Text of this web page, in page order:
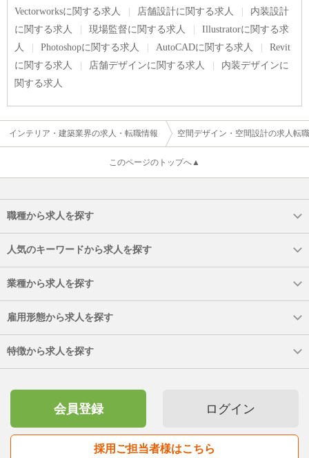
Vectorworksに関する求人
店舗設計に関する求人
内装設計
に関する求人
現場監督に関する求人
Illustratorに関する求
人
Photoshopに関する求人 AutoCADに関する求人
Revit
に関する求人
店舗デザインに関する求人
内装デザインに
関する求人
インテリア・建築業界の求人・転職情報 空間デザイン・空間設計の求人転
このページのトップへ▲
職種から求人を探す
人気のキーワードから求人を探す
業種から求人を探す
雇用形態から求人を探す
特徴から求人を探す
会員登録 ログイン
採用ご担当者様はこちら